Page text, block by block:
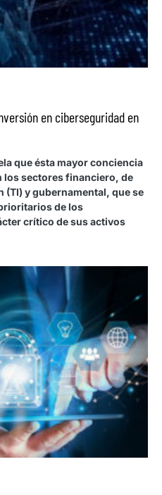
en ciberseguridad en
que ésta mayor conciencia
los sectores financiero, de
y gubernamental, que se
de los
crítico de sus activos